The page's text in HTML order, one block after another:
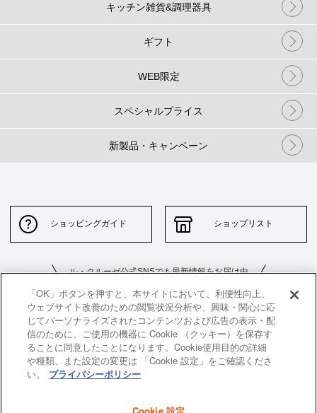
キッチン雑貨&調理器具
ギフト
WEB限定
スペシャルプライス
新製品・キャンペーン
ショッピングガイド ショップリスト
ル・クルーゼ公式SNSでも最新情報をお届け中
お問い合わせ サイトポリシー
「OK」ボタンを押すと、本サイトにおいて、利便性向上、
ウェブサイト改善のための閲覧状況分析や、興味・関心に応
じてパーソナライズされたコンテンツおよび広告の表示・配
信のために、ご使用の機器に Cookie （クッキー）を保存す
ることに同意したことになります。Cookie使用目的の詳細
や種類、また設定の変更は 「Cookie 設定」をご確認くださ
い。
プライバシーポリシー